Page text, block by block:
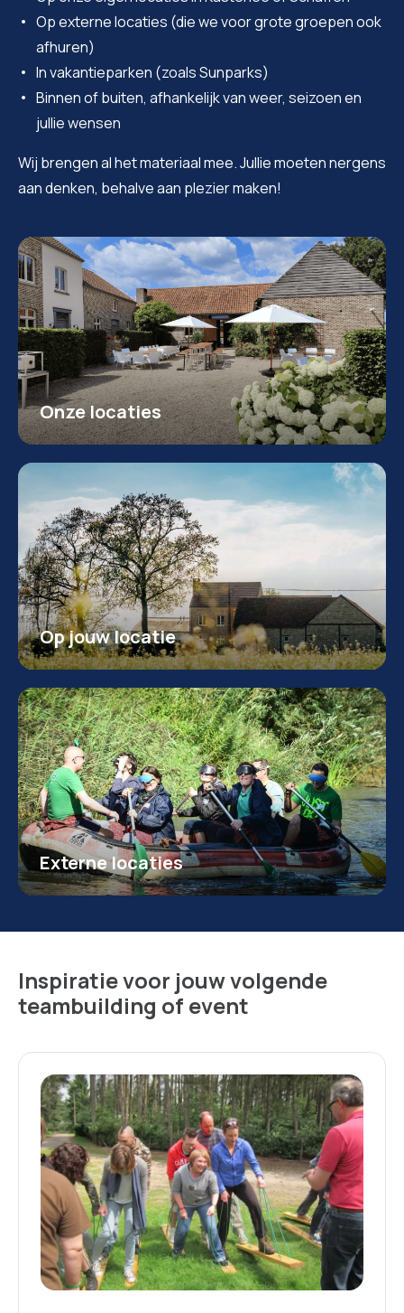
Op externe locaties (die we voor grote groepen ook
afhuren)
In vakantieparken (zoals Sunparks)
Binnen of buiten, afhankelijk van weer, seizoen en
jullie wensen
Wij brengen al het materiaal mee. Jullie moeten nergens
aan denken, behalve aan plezier maken!
Onze locaties
Op jouw locatie
Externe locaties
Inspiratie voor jouw volgende
teambuilding of event